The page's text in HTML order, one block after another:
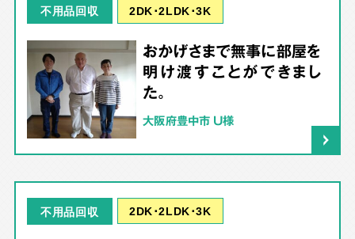
不用品回収 2DK･2LDK･3K
おかげさまで無事に部屋を
明け渡すことができまし
た。
大阪府豊中市 U様
不用品回収 2DK･2LDK･3K